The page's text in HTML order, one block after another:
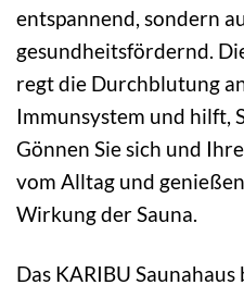
entspannend, sondern
gesundheitsfördernd.
regt die Durchblutung
Immunsystem und hilft,
Gönnen Sie sich und
vom Alltag und
Wirkung der Sauna.
Das KARIBU